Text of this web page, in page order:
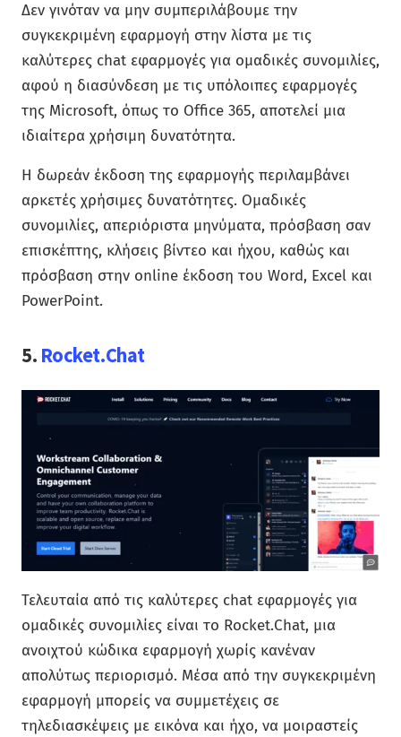
Δεν γινόταν να μην συμπεριλάβουμε την
συγκεκριμένη εφαρμογή στην λίστα με τις
καλύτερες chat εφαρμογές για ομαδικές συνομιλίες,
αφού η διασύνδεση με τις υπόλοιπες εφαρμογές
της Microsoft, όπως το Office 365, αποτελεί μια
ιδιαίτερα χρήσιμη δυνατότητα.
Η δωρεάν έκδοση της εφαρμογής περιλαμβάνει
αρκετές χρήσιμες δυνατότητες. Ομαδικές
συνομιλίες, απεριόριστα μηνύματα, πρόσβαση σαν
επισκέπτης, κλήσεις βίντεο και ήχου, καθώς και
πρόσβαση στην online έκδοση του Word, Excel και
PowerPoint.
5. Rocket.Chat
Τελευταία από τις καλύτερες chat εφαρμογές για
ομαδικές συνομιλίες είναι το Rocket.Chat, μια
ανοιχτού κώδικα εφαρμογή χωρίς κανέναν
απολύτως περιορισμό. Μέσα από την συγκεκριμένη
εφαρμογή μπορείς να συμμετέχεις σε
τηλεδιασκέψεις με εικόνα και ήχο, να μοιραστείς